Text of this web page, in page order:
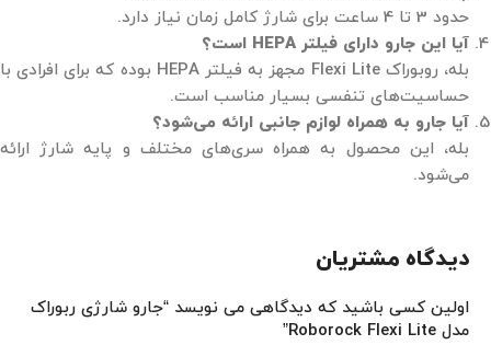
حدود 3 تا 4 ساعت برای شارژ کامل زمان نیاز دارد.
آیا این جارو دارای فیلتر HEPA است؟
بله، روبوراک Flexi Lite مجهز به فیلتر HEPA بوده که برای افرادی با
حساسیت‌های تنفسی بسیار مناسب است.
آیا جارو به همراه لوازم جانبی ارائه می‌شود؟
بله، این محصول به همراه سری‌های مختلف و پایه شارژ ارائه
می‌شود.
دیدگاه مشتریان
اولین کسی باشید که دیدگاهی می نویسد “جارو شارژی ربوراک
مدل Roborock Flexi Lite”